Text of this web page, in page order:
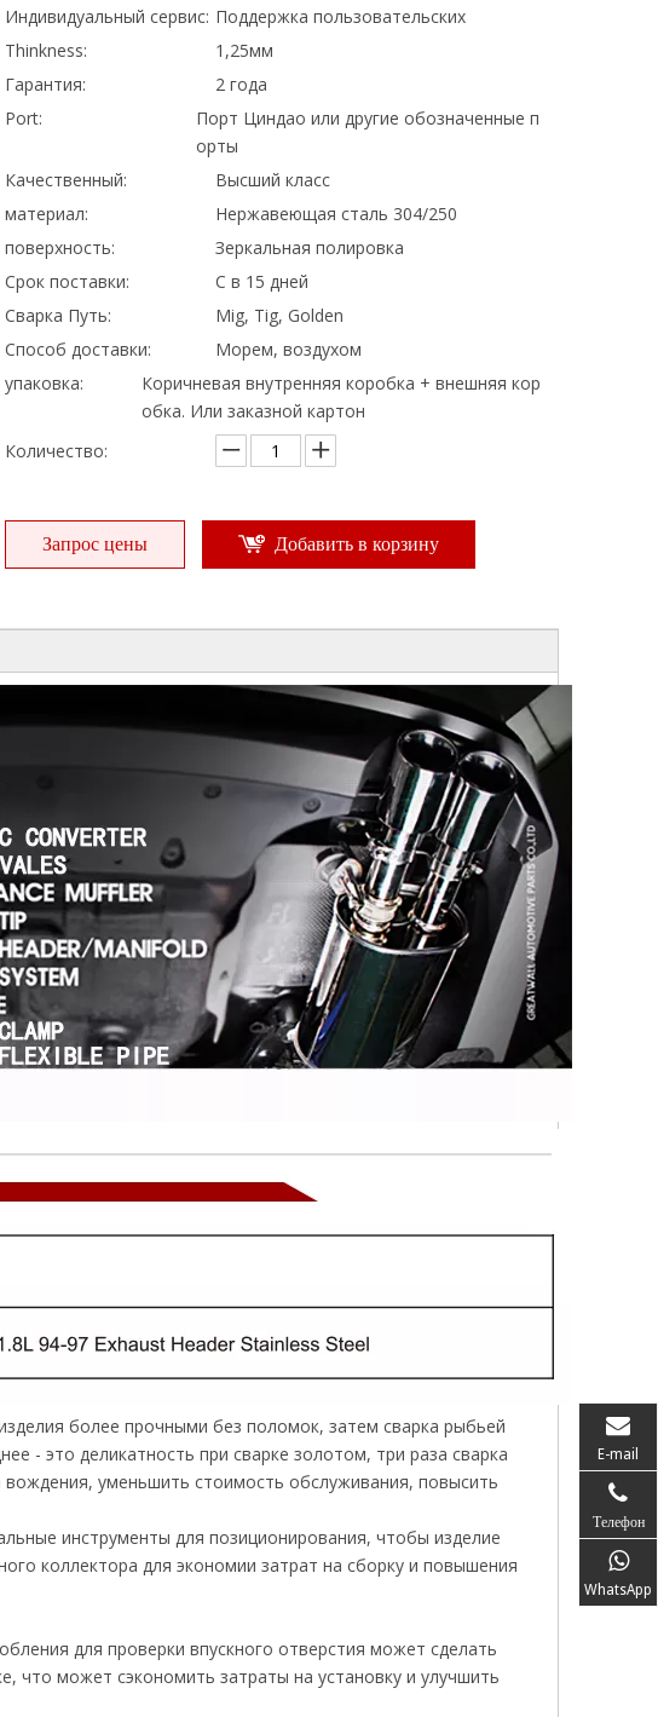
Индивидуальный сервис: Поддержка пользовательских
Thinkness:
1,25мм
Гарантия:
2 года
Port:
Порт Циндао или другие обозначенные п
орты
Качественный:
Высший класс
материал:
Нержавеющая сталь 304/250
поверхность:
Зеркальная полировка
Срок поставки:
С в 15 дней
Сварка Путь:
Mig, Tig, Golden
Способ доставки:
Морем, воздухом
упаковка:
Коричневая внутренняя коробка + внешняя кор
обка. Или заказной картон
Количество:
Запрос цены Добавить в корзину
более прочными без поломок, затем сварка рыбьей
- это деликатность при сварке золотом, три раза сварка
уменьшить стоимость обслуживания, повысить
инструменты для позиционирования, чтобы изделие
коллектора для экономии затрат на сборку и повышения
для проверки впускного отверстия может сделать
что может сэкономить затраты на установку и улучшить
E-mail
Телефон
WhatsApp